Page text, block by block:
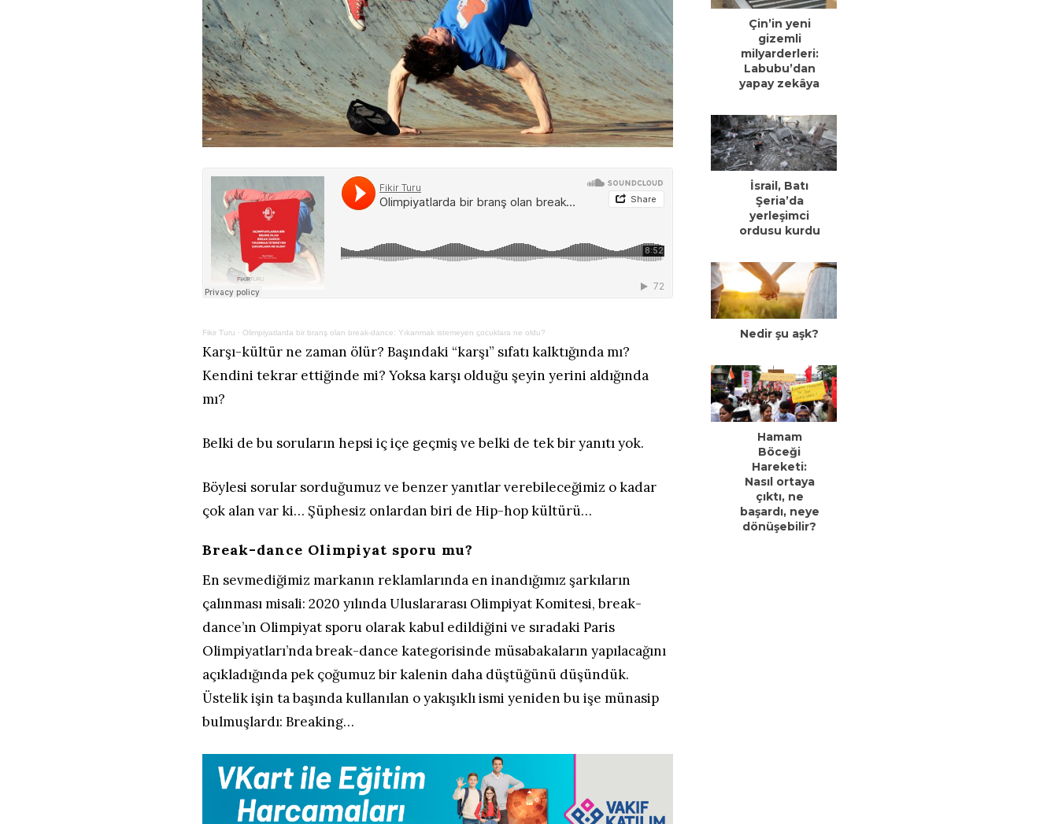
Fikir Turu ·Olimpiyatlarda bir branş olan break-dance: Yıkanmak istemeyen çocuklara ne oldu?
Karşı-kültür ne zaman ölür? Başındaki “karşı” sıfatı kalktığında mı?
Kendini tekrar ettiğinde mi? Yoksa karşı olduğu şeyin yerini aldığında
mı?
Belki de bu soruların hepsi iç içe geçmiş ve belki de tek bir yanıtı yok.
Böylesi sorular sorduğumuz ve benzer yanıtlar verebileceğimiz o kadar
çok alan var ki… Şüphesiz onlardan biri de Hip-hop kültürü…
Break-dance Olimpiyat sporu mu?
En sevmediğimiz markanın reklamlarında en inandığımız şarkıların
çalınması misali: 2020 yılında Uluslararası Olimpiyat Komitesi, break-
dance’ın Olimpiyat sporu olarak kabul edildiğini ve sıradaki Paris
Olimpiyatları’nda break-dance kategorisinde müsabakaların yapılacağını
açıkladığında pek çoğumuz bir kalenin daha düştüğünü düşündük.
Üstelik işin ta başında kullanılan o yakışıklı ismi yeniden bu işe münasip
bulmuşlardı: Breaking…
Çin’in yeni
gizemli
milyarderleri:
Labubu’dan
yapay zekâya
İsrail, Batı
Şeria’da
yerleşimci
ordusu kurdu
Nedir şu aşk?
Hamam
Böceği
Hareketi:
Nasıl ortaya
çıktı, ne
başardı, neye
dönüşebilir?